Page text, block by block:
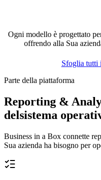
Ogni modello è progettato
offrendo alla Sua
Sfoglia tutti
Parte della piattaforma
Reporting &
delsistema
Business in a Box connette
Sua azienda ha bisogno per